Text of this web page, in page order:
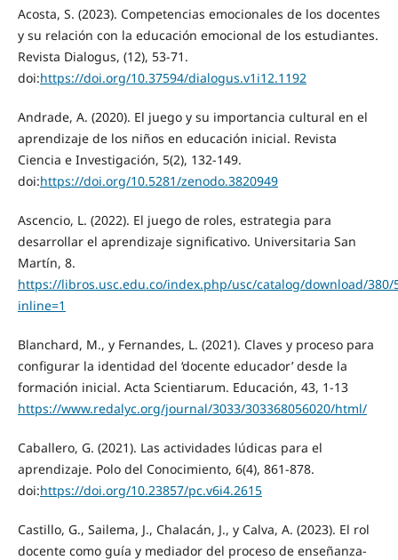
Acosta, S. (2023). Competencias emocionales de los docentes
y su relación con la educación emocional de los estudiantes.
Revista Dialogus, (12), 53-71.
doi:https://doi.org/10.37594/dialogus.v1i12.1192
Andrade, A. (2020). El juego y su importancia cultural en el
aprendizaje de los niños en educación inicial. Revista
Ciencia e Investigación, 5(2), 132-149.
doi:https://doi.org/10.5281/zenodo.3820949
Ascencio, L. (2022). El juego de roles, estrategia para
desarrollar el aprendizaje significativo. Universitaria San
Martín, 8.
https://libros.usc.edu.co/index.php/usc/catalog/download/380/
inline=1
Blanchard, M., y Fernandes, L. (2021). Claves y proceso para
configurar la identidad del ‘docente educador’ desde la
formación inicial. Acta Scientiarum. Educación, 43, 1-13
https://www.redalyc.org/journal/3033/303368056020/html/
Caballero, G. (2021). Las actividades lúdicas para el
aprendizaje. Polo del Conocimiento, 6(4), 861-878.
doi:https://doi.org/10.23857/pc.v6i4.2615
Castillo, G., Sailema, J., Chalacán, J., y Calva, A. (2023). El rol
docente como guía y mediador del proceso de enseñanza-